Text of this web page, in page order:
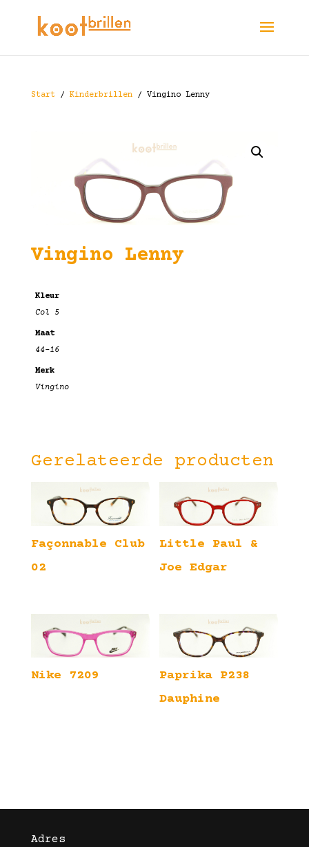
Start/ Kinderbrillen/ Vingino Lenny
Vingino Lenny
Kleur
Col 5
Maat
44-16
Merk
Vingino
Gerelateerde producten
Façonnable Club
02
Little Paul &
Joe Edgar
Nike 7209
Paprika P238
Dauphine
Adres